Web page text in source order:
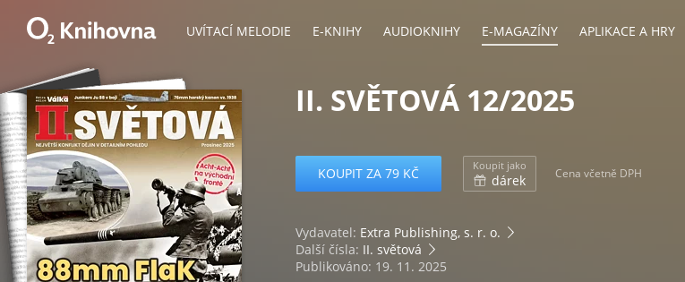
UVÍTACÍ MELODIE E-KNIHY AUDIOKNIHY E-MAGAZÍNY APLIKACE A HRY
II. SVĚTOVÁ 12/2025
KOUPIT ZA 79 KČ Koupit jako
dárek Cena včetně DPH
Vydavatel: Extra Publishing, s. r. o.
Další čísla: II. světová
Publikováno: 19. 11. 2025